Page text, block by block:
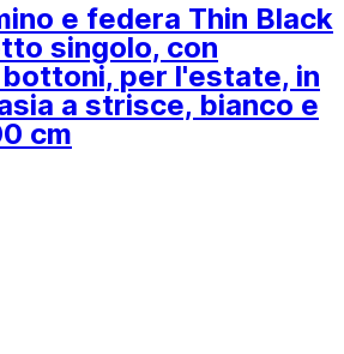
e federa Thin Black
singolo, con
per l'estate, in
a strisce, bianco e
cm